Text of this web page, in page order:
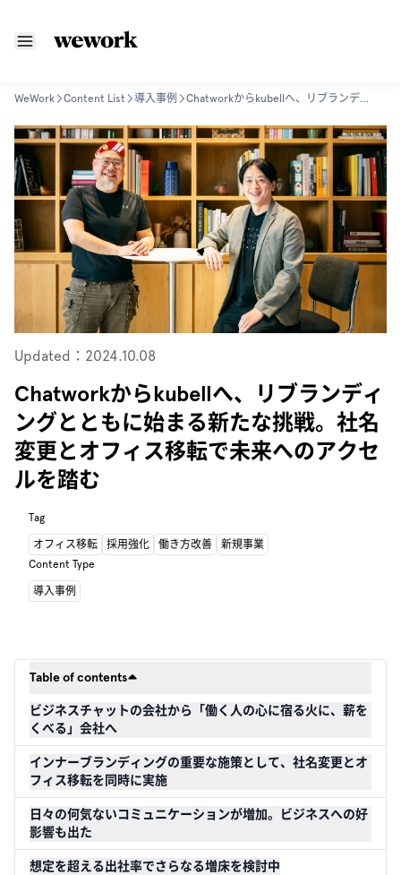
WeWork Content List 導入事例 Chatworkからkubellへ、リブランディングとともに始まる新たな挑戦。社名変更とオフィス移転で未来へのアクセルを踏む
Updated：2024.10.08
Chatworkからkubellへ、リブランディ
ングとともに始まる新たな挑戦。社名
変更とオフィス移転で未来へのアクセ
ルを踏む
Tag
オフィス移転 採用強化 働き方改善
新規事業
Content Type
導入事例
Table of contents
ビジネスチャットの会社から「働く人の心に宿る火に、薪を
くべる」会社へ
インナーブランディングの重要な施策として、社名変更とオ
フィス移転を同時に実施
日々の何気ないコミュニケーションが増加。ビジネスへの好
影響も出た
想定を超える出社率でさらなる増床を検討中